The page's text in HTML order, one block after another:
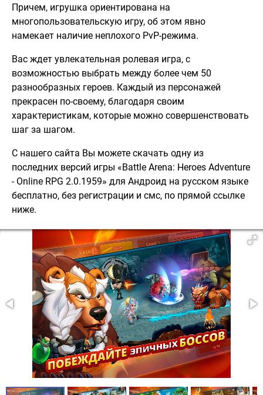
Причем, игрушка ориентирована на
многопользовательскую игру, об этом явно
намекает наличие неплохого PvP-режима.
Вас ждет увлекательная ролевая игра, с
возможностью выбрать между более чем 50
разнообразных героев. Каждый из персонажей
прекрасен по-своему, благодаря своим
характеристикам, которые можно совершенствовать
шаг за шагом.
С нашего сайта Вы можете скачать одну из
последних версий игры «Battle Arena: Heroes Adventure
- Online RPG 2.0.1959» для Андроид на русском языке
бесплатно, без регистрации и смс, по прямой ссылке
ниже.